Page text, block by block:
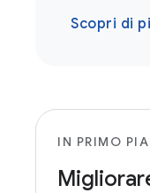
Scopri di
IN PRIMO